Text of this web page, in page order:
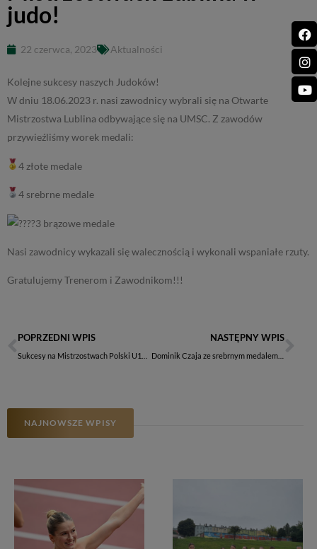
judo!
22 czerwca, 2023 Aktualności
Kolejne sukcesy naszych Judoków!
W dniu 18.06.2023 r. nasi zawodnicy wybrali się na Otwarte
Mistrzostwa Lublina odbywające się na UMSC. Z zawodów
przywieźliśmy worek medali:
4 złote medale
4 srebrne medale
3 brązowe medale
Nasi zawodnicy wykazali się walecznością i wykonali wspaniałe rzuty.
Gratulujemy Trenerom i Zawodnikom!!!
POPRZEDNI WPIS NASTĘPNY WPIS
Dominik Czaja ze srebrnym medalem w Henley Royal Regatta
NAJNOWSZE WPISY